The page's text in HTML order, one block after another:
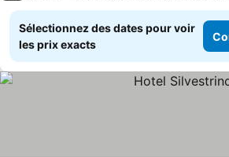
Sélectionnez des dates pour voir
les prix exacts